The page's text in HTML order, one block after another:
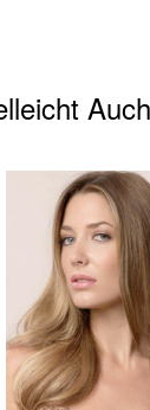
Auch